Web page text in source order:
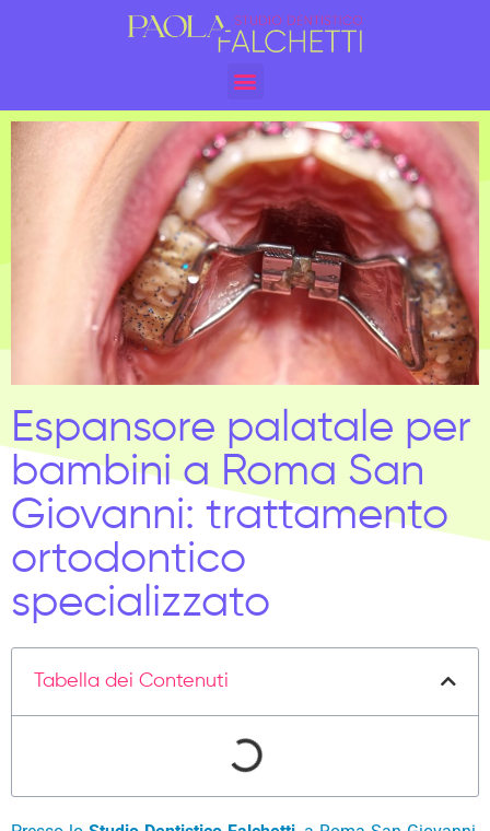
Espansore palatale per
bambini a Roma San
Giovanni: trattamento
ortodontico
specializzato
Tabella dei Contenuti